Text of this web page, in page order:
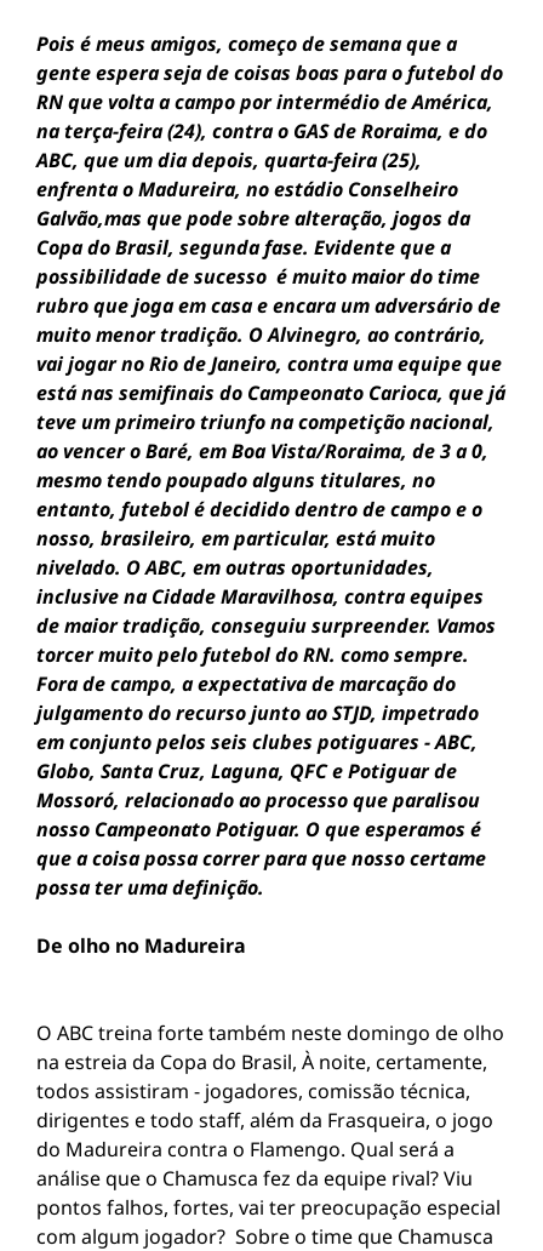
Pois é meus amigos, começo de semana que a
gente espera seja de coisas boas para o futebol do
RN que volta a campo por intermédio de América,
na terça-feira (24), contra o GAS de Roraima, e do
ABC, que um dia depois, quarta-feira (25),
enfrenta o Madureira, no estádio Conselheiro
Galvão,mas que pode sobre alteração, jogos da
Copa do Brasil, segunda fase. Evidente que a
possibilidade de sucesso é muito maior do time
rubro que joga em casa e encara um adversário de
muito menor tradição. O Alvinegro, ao contrário,
vai jogar no Rio de Janeiro, contra uma equipe que
está nas semifinais do Campeonato Carioca, que já
teve um primeiro triunfo na competição nacional,
ao vencer o Baré, em Boa Vista/Roraima, de 3 a 0,
mesmo tendo poupado alguns titulares, no
entanto, futebol é decidido dentro de campo e o
nosso, brasileiro, em particular, está muito
nivelado. O ABC, em outras oportunidades,
inclusive na Cidade Maravilhosa, contra equipes
de maior tradição, conseguiu surpreender. Vamos
torcer muito pelo futebol do RN. como sempre.
Fora de campo, a expectativa de marcação do
julgamento do recurso junto ao STJD, impetrado
em conjunto pelos seis clubes potiguares - ABC,
Globo, Santa Cruz, Laguna, QFC e Potiguar de
Mossoró, relacionado ao processo que paralisou
nosso Campeonato Potiguar. O que esperamos é
que a coisa possa correr para que nosso certame
possa ter uma definição.
De olho no Madureira
O ABC treina forte também neste domingo de olho
na estreia da Copa do Brasil, À noite, certamente,
todos assistiram - jogadores, comissão técnica,
dirigentes e todo staff, além da Frasqueira, o jogo
do Madureira contra o Flamengo. Qual será a
análise que o Chamusca fez da equipe rival? Viu
pontos falhos, fortes, vai ter preocupação especial
com algum jogador? Sobre o time que Chamusca